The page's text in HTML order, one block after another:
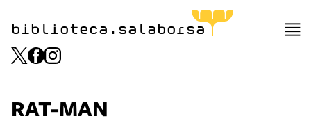
biblioteca.salaborsa
RAT-MAN